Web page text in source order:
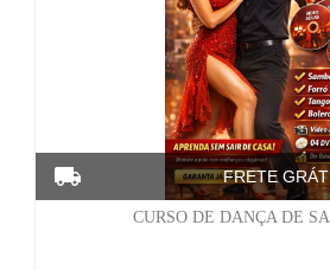
CURSO DE DANÇA DE